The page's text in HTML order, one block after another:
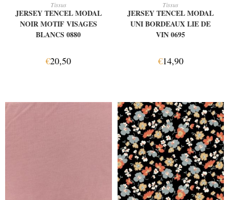
Tissus
JERSEY TENCEL MODAL
NOIR MOTIF VISAGES
BLANCS 0880
€20,50
Tissus
JERSEY TENCEL MODAL
UNI BORDEAUX LIE DE
VIN 0695
€14,90